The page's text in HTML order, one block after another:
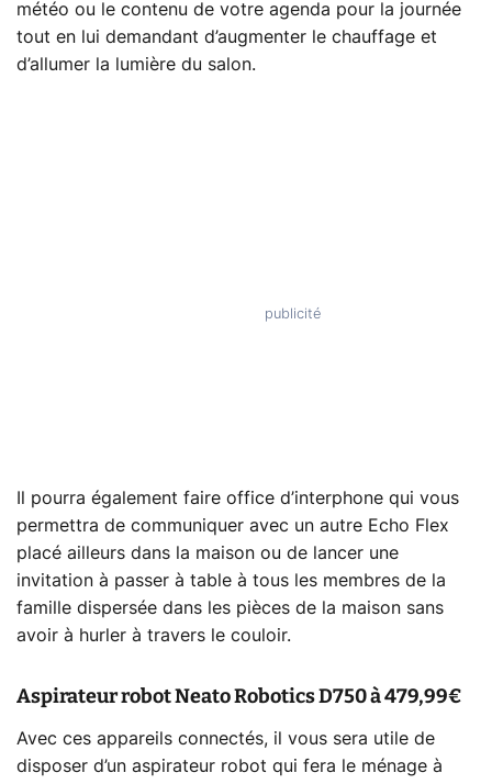
météo ou le contenu de votre agenda pour la journée
tout en lui demandant d’augmenter le chauffage et
d’allumer la lumière du salon.
Il pourra également faire office d’interphone qui vous
permettra de communiquer avec un autre Echo Flex
placé ailleurs dans la maison ou de lancer une
invitation à passer à table à tous les membres de la
famille dispersée dans les pièces de la maison sans
avoir à hurler à travers le couloir.
Aspirateur robot Neato Robotics D750 à 479,99€
Avec ces appareils connectés, il vous sera utile de
disposer d’un aspirateur robot qui fera le ménage à